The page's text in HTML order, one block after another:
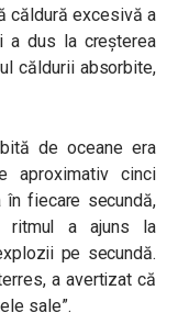
căldură excesivă a
a dus la creșterea
căldurii absorbite,
de oceane era
aproximativ cinci
fiecare secundă,
ritmul a ajuns la
pe secundă.
a avertizat că
sale”.